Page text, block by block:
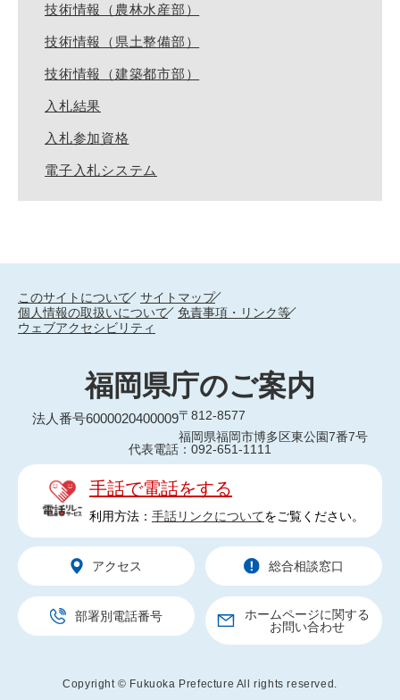
技術情報（農林水産部）
技術情報（県土整備部）
技術情報（建築都市部）
入札結果
入札参加資格
電子入札システム
このサイトについて
サイトマップ
個人情報の取扱いについて
免責事項・リンク等
ウェブアクセシビリティ
福岡県庁のご案内
法人番号6000020400009〒812-8577
福岡県福岡市博多区東公園7番7号
代表電話：092-651-1111
手話で電話をする
利用方法： 手話リンクについてをご覧ください。
アクセス 総合相談窓口
部署別電話番号
ホームページに関する
お問い合わせ
Copyright © Fukuoka Prefecture All rights reserved.